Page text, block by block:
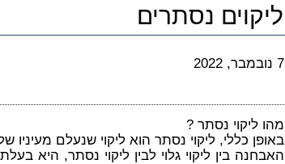
ליקוים נסתרים
7 נובמבר, 2022
מהו ליקוי נסתר ?
באופן כללי, ליקוי נסתר הוא ליקוי שנעלם מעיניו
האבחנה בין ליקוי גלוי לבין ליקוי נסתר, היא